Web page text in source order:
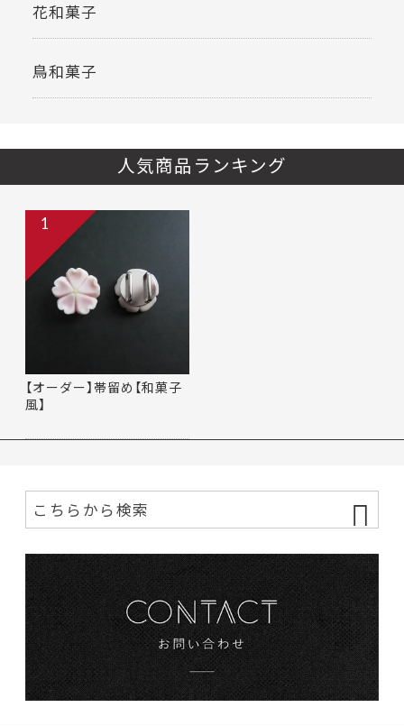
花和菓子
鳥和菓子
人気商品ランキング
【オーダー】帯留め【和菓子
風】
1